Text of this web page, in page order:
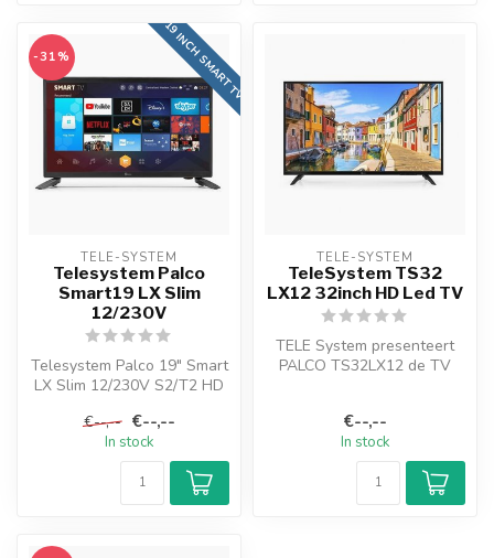
19 INCH SMART TV
-31%
TELE-SYSTEM
Telesystem Palco
Smart19 LX Slim
12/230V
Telesystem Palco 19" Smart
LX Slim 12/230V S2/T2 HD
KPN D...
€--,-- €--,--
In stock
TELE-SYSTEM
TeleSystem TS32
LX12 32inch HD Led TV
TELE System presenteert
PALCO TS32LX12 de TV
€--,--
In stock